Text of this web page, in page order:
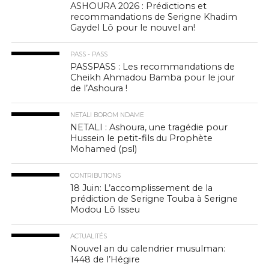
ASHOURA 2026 : Prédictions et
recommandations de Serigne Khadim
Gaydel Lô pour le nouvel an!
PASS - PASS
PASSPASS : Les recommandations de
Cheikh Ahmadou Bamba pour le jour
de l’Ashoura !
NETALI BOROM NDAME
NETALI : Ashoura, une tragédie pour
Hussein le petit-fils du Prophète
Mohamed (psl)
CONTRIBUTIONS
18 Juin: L’accomplissement de la
prédiction de Serigne Touba à Serigne
Modou Lô Isseu
ACTUALITÉS
Nouvel an du calendrier musulman:
1448 de l’Hégire